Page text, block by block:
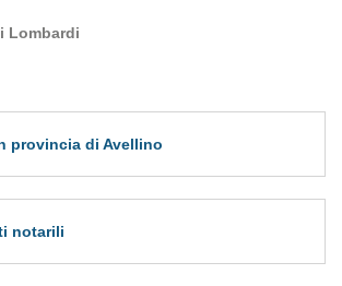
Lombardi
provincia di Avellino
notarili